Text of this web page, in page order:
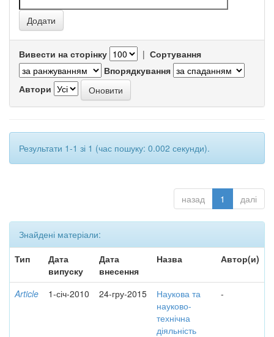
Вивести на сторінку | Сортування
Впорядкування
Автори
Результати 1-1 зі 1 (час пошуку: 0.002 секунди).
назад 1 далі
Знайдені матеріали:
Тип
Дата
випуску
Дата
внесення
Назва Автор(и)
Article 1-січ-2010 24-гру-2015
Наукова та
науково-
технічна
діяльність
-